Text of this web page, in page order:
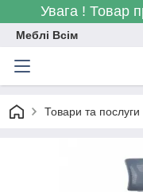
Увага ! Товар
Меблі Всім
Товари та послуги